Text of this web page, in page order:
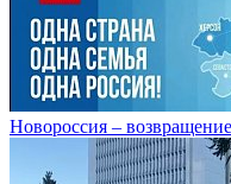
Новороссия –